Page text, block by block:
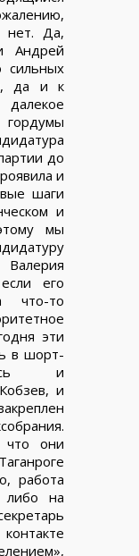
нет. Да,
Андрей
сильных
да и к
гордумы
до
и
шаги
и
мы
его
что-то
эти
в шорт-
и
и
что они
работа
либо на